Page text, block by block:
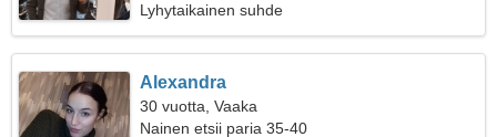
Lyhytaikainen suhde
Alexandra
30 vuotta, Vaaka
Nainen etsii paria 35-40